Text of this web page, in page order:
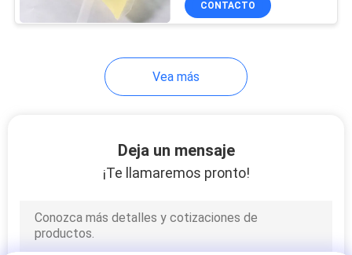
del derretimiento de
derretimiento de TPR
CONTACTO
Vea más
Deja un mensaje
¡Te llamaremos pronto!